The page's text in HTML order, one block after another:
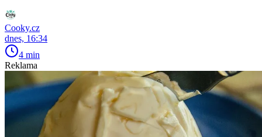
Cooky.cz
dnes, 16:34
4 min
Reklama